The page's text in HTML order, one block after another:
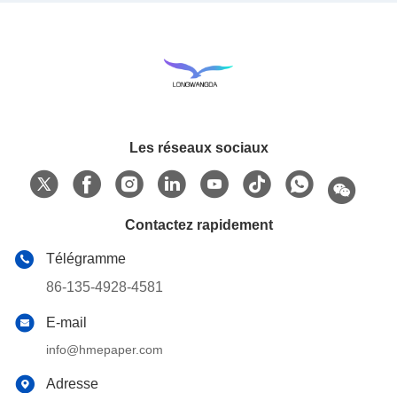
Les réseaux sociaux
Contactez rapidement
Télégramme
86-135-4928-4581
E-mail
info@hmepaper.com
Adresse